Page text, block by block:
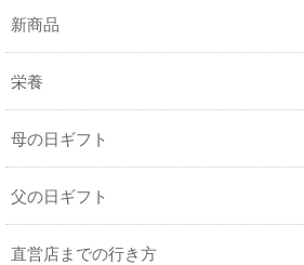
新商品
栄養
母の日ギフト
父の日ギフト
直営店までの行き方